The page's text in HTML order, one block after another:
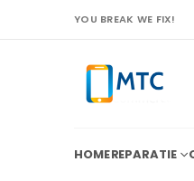
YOU BREAK WE FIX!
HOMEREPARATIE